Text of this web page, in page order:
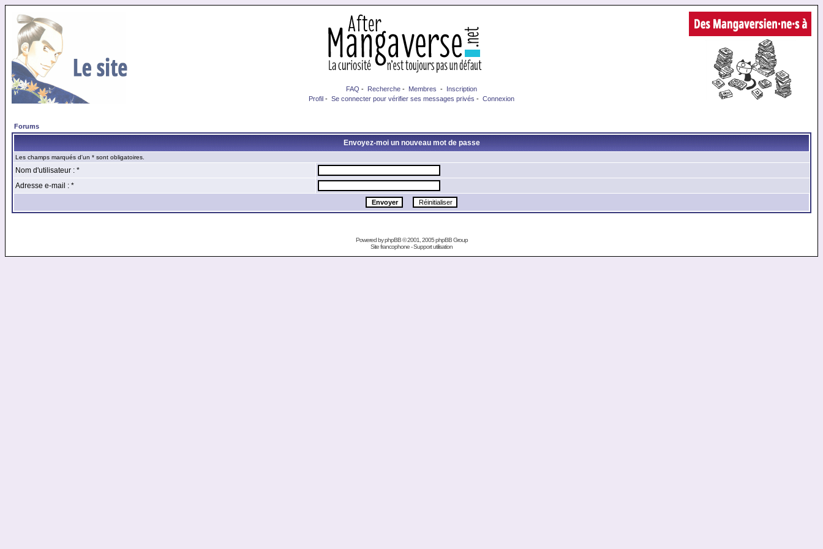
FAQ - Recherche - Membres - Inscription
Profil - Se connecter pour vérifier ses messages privés - Connexion
Forums
Envoyez-moi un nouveau mot de passe
Les champs marqués d'un * sont obligatoires.
Nom d'utilisateur : *
Adresse e-mail : *
Powered byphpBB© 2001, 2005 phpBB Group
Site francophone-Support utilisation